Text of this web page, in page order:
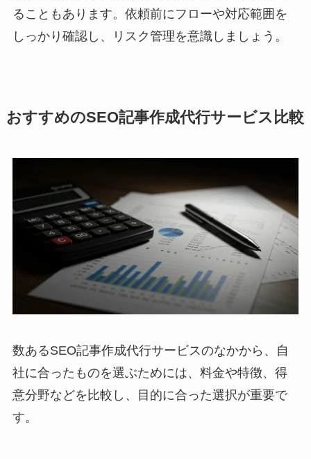
ることもあります。依頼前にフローや対応範囲を
しっかり確認し、リスク管理を意識しましょう。
おすすめのSEO記事作成代行サービス比較
数あるSEO記事作成代行サービスのなかから、自
社に合ったものを選ぶためには、料金や特徴、得
意分野などを比較し、目的に合った選択が重要で
す。